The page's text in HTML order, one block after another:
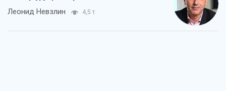
Леонид Невзлин 4,5 т.